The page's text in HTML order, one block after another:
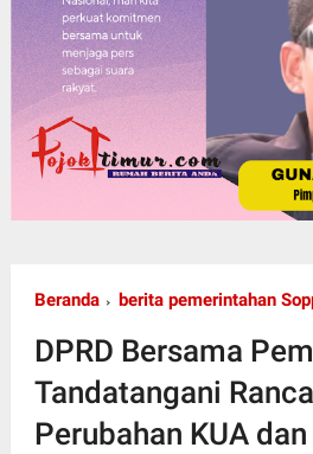
Beranda berita pemerintahan
DPRD Bersama
Tandatangani
Perubahan KUA dan